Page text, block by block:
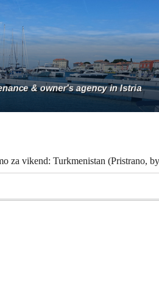
za vikend: Turkmenistan (Pristrano,